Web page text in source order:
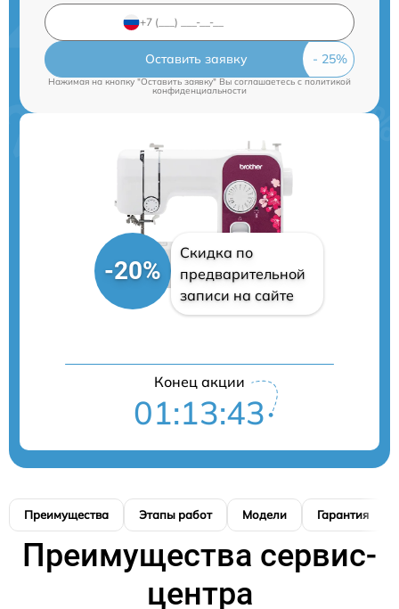
Оставить заявку
Нажимая на кнопку "Оставить заявку" Вы соглашаетесь cполитикой
конфиденциальности
-20%
Скидка по
предварительной
записи на сайте
Конец акции
01:13:42
Преимущества Этапы работ Модели Гарантия
Преимущества сервис-
центра